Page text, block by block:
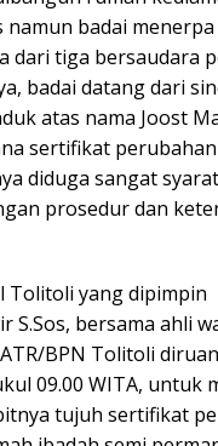
badai
dari tiga bersaudara
badai datang dari
atas nama Joost
sertifikat
diduga sangat
prosedur dan
Tolitoli yang dipimpin
bersama ahli
BPN Tolitoli
09.00 WITA, untuk
tujuh sertifikat